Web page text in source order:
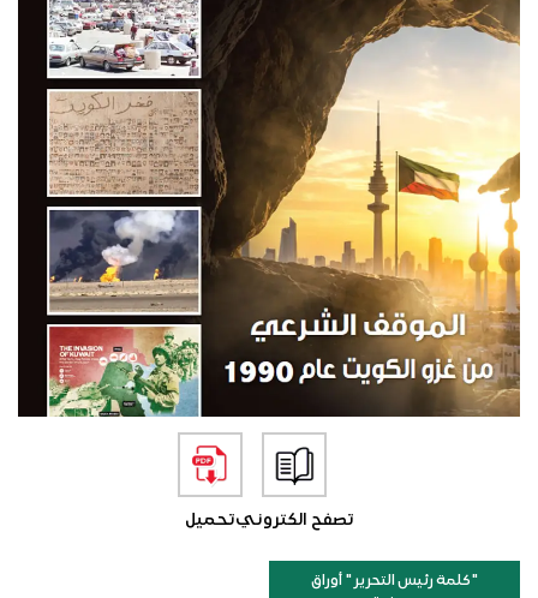
تصفح الكترونيتحميل
"كلمة رئيس التحرير " أوراق